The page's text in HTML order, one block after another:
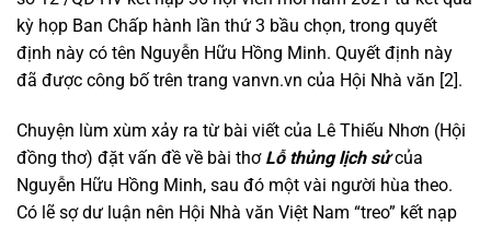
kỳ họp Ban Chấp hành lần thứ 3 bầu chọn, trong quyết
định này có tên Nguyễn Hữu Hồng Minh. Quyết định này
đã được công bố trên trang vanvn.vn của Hội Nhà văn [2].
Chuyện lùm xùm xảy ra từ bài viết của Lê Thiếu Nhơn (Hội
đồng thơ) đặt vấn đề về bài thơ Lỗ thủng lịch sửcủa
Nguyễn Hữu Hồng Minh, sau đó một vài người hùa theo.
Có lẽ sợ dư luận nên Hội Nhà văn Việt Nam “treo” kết nạp